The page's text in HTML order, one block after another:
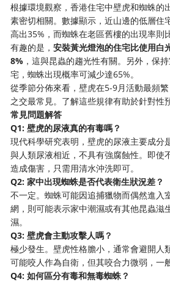
根據環境觀察，香港住宅中壁虎和蜘蛛的
素密切相關。數據顯示，近山邊的低層住
高出35%，而蜘蛛在老區舊樓的出現率則
有趣的是，安裝黃光燈泡的住宅比使用白
8% ，這與昆蟲的趨光性有關。另外，保
宅，蜘蛛出現概率可減少達65%。
從季節分佈來看，壁虎在5-9月活動最頻
之交最常見。了解這些規律有助於針對性
常見問題解答
Q1: 壁虎的尿液真的有毒嗎？
現代科學研究表明，壁虎的尿液主要成分
與人類尿液相近，不具有強腐蝕性。即使
造成傷害，只需用清水沖洗即可。
Q2: 家中出現蜘蛛是否代表衛生狀況差？
不一定。蜘蛛可能因追捕獵物而偶然進入
網，則可能表示家中潮濕或有其他昆蟲滋
濕。
Q3: 壁虎會主動攻擊人嗎？
極少發生。壁虎性格膽小，通常會避開人
可能咬人作為自衛，但其咬合力微弱，一
Q4: 如何區分有毒和無毒蜘蛛？